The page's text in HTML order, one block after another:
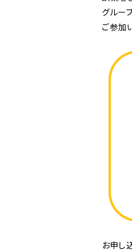
グルー
ご参加
お申し